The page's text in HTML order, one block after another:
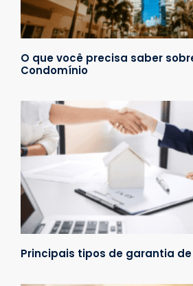
O que você precisa saber
Condomínio
Principais tipos de garantia